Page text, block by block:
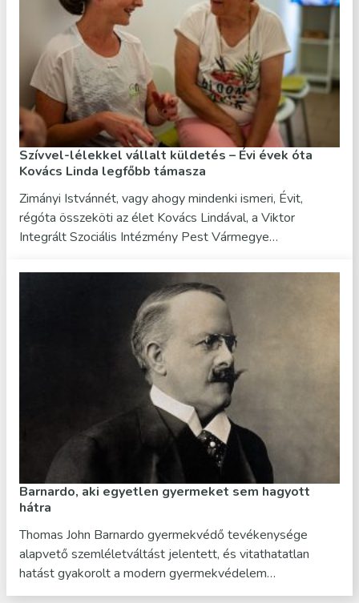
Szívvel-lélekkel vállalt küldetés – Évi évek óta
Kovács Linda legfőbb támasza
Zimányi Istvánnét, vagy ahogy mindenki ismeri, Évit,
régóta összeköti az élet Kovács Lindával, a Viktor
Integrált Szociális Intézmény Pest Vármegye…
Barnardo, aki egyetlen gyermeket sem hagyott
hátra
Thomas John Barnardo gyermekvédő tevékenysége
alapvető szemléletváltást jelentett, és vitathatatlan
hatást gyakorolt a modern gyermekvédelem…